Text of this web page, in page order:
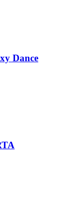
Dance